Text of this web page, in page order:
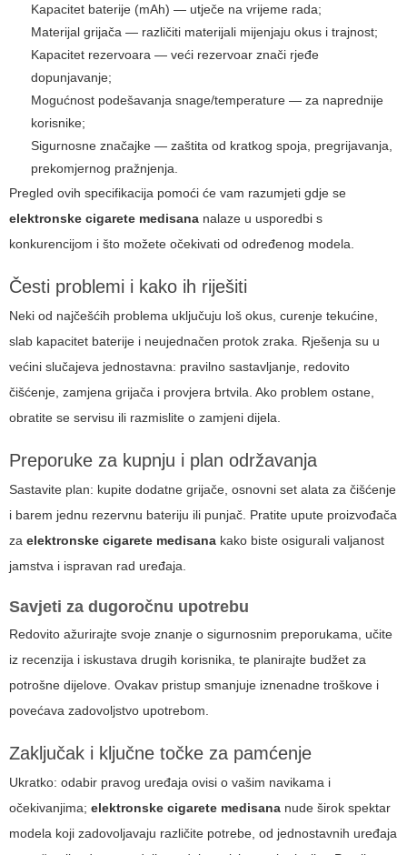
Kapacitet baterije (mAh) — utječe na vrijeme rada;
Materijal grijača — različiti materijali mijenjaju okus i trajnost;
Kapacitet rezervoara — veći rezervoar znači rjeđe
dopunjavanje;
Mogućnost podešavanja snage/temperature — za naprednije
korisnike;
Sigurnosne značajke — zaštita od kratkog spoja, pregrijavanja,
prekomjernog pražnjenja.
Pregled ovih specifikacija pomoći će vam razumjeti gdje se
elektronske cigarete medisana nalaze u usporedbi s
konkurencijom i što možete očekivati od određenog modela.
Česti problemi i kako ih riješiti
Neki od najčešćih problema uključuju loš okus, curenje tekućine,
slab kapacitet baterije i neujednačen protok zraka. Rješenja su u
većini slučajeva jednostavna: pravilno sastavljanje, redovito
čišćenje, zamjena grijača i provjera brtvila. Ako problem ostane,
obratite se servisu ili razmislite o zamjeni dijela.
Preporuke za kupnju i plan održavanja
Sastavite plan: kupite dodatne grijače, osnovni set alata za čišćenje
i barem jednu rezervnu bateriju ili punjač. Pratite upute proizvođača
za elektronske cigarete medisana kako biste osigurali valjanost
jamstva i ispravan rad uređaja.
Savjeti za dugoročnu upotrebu
Redovito ažurirajte svoje znanje o sigurnosnim preporukama, učite
iz recenzija i iskustava drugih korisnika, te planirajte budžet za
potrošne dijelove. Ovakav pristup smanjuje iznenadne troškove i
povećava zadovoljstvo upotrebom.
Zaključak i ključne točke za pamćenje
Ukratko: odabir pravog uređaja ovisi o vašim navikama i
očekivanjima; elektronske cigarete medisana nude širok spektar
modela koji zadovoljavaju različite potrebe, od jednostavnih uređaja